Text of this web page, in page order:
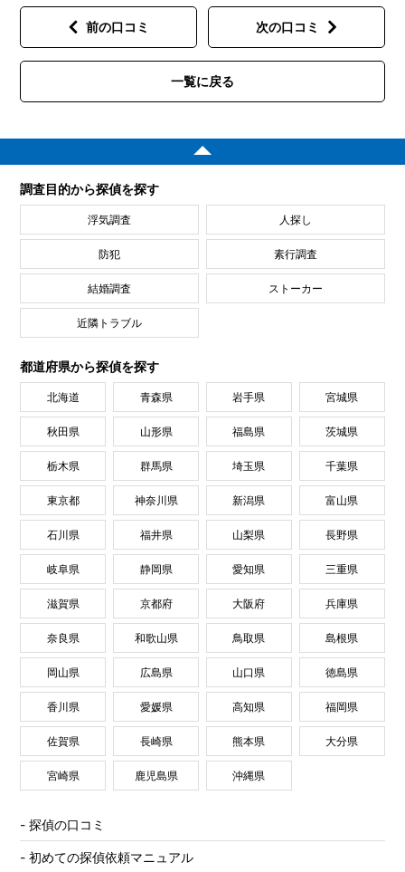
前の口コミ
一覧に戻る
次の口コミ
調査目的から探偵を探す
浮気調査 人探し
防犯 素行調査
結婚調査 ストーカー
近隣トラブル
都道府県から探偵を探す
北海道 青森県 岩手県 宮城県
秋田県 山形県 福島県 茨城県
栃木県 群馬県 埼玉県 千葉県
東京都 神奈川県 新潟県 富山県
石川県 福井県 山梨県 長野県
岐阜県 静岡県 愛知県 三重県
滋賀県 京都府 大阪府 兵庫県
奈良県 和歌山県 鳥取県 島根県
岡山県 広島県 山口県 徳島県
香川県 愛媛県 高知県 福岡県
佐賀県 長崎県 熊本県 大分県
宮崎県 鹿児島県 沖縄県
探偵の口コミ
初めての探偵依頼マニュアル